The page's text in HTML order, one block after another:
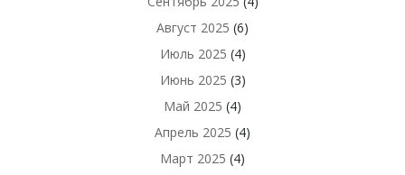
Август 2025 (6)
Июль 2025 (4)
Июнь 2025 (3)
Май 2025 (4)
Апрель 2025 (4)
Март 2025 (4)